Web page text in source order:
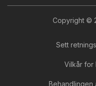
Copyright ©
Sett
Vilkår for